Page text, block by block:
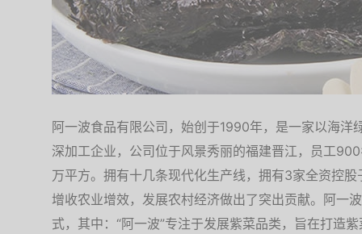
阿一波食品有限公司，始创于1990年，是一家以海洋
深加工企业，公司位于风景秀丽的福建晋江，员工
万平方。拥有十几条现代化生产线，拥有3家全资控
增收农业增效，发展农村经济做出了突出贡献。阿一
式，其中：“阿一波”专注于发展紫菜品类，旨在打造